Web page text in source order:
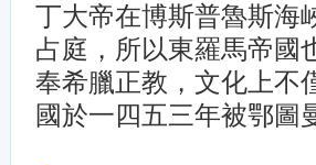
丁大帝在博斯普魯斯海
占庭，所以東羅馬帝國
奉希臘正教，文化上不
國於一四五三年被鄂圖